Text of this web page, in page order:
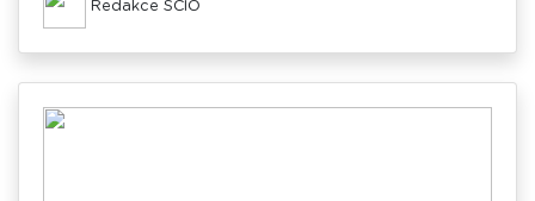
ohrožených skupin jsou i studenti, a to dokonce v
Alena Teclová / Perpetuum.cz od Scio
Redakce SCIO